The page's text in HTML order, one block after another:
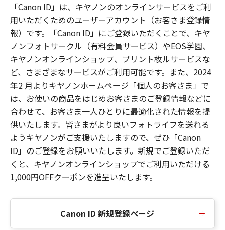
「Canon ID」は、キヤノンのオンラインサービスをご利
用いただくためのユーザーアカウント（お客さま登録情
報）です。「Canon ID」にご登録いただくことで、キヤ
ノンフォトサークル（有料会員サービス）やEOS学園、
キヤノンオンラインショップ、プリント枚ルサービスな
ど、さまざまなサービスがご利用可能です。また、2024
年2 月よりキヤノンホームページ「個人のお客さま」で
は、お使いの商品をはじめお客さまのご登録情報などに
合わせて、お客さま一人ひとりに最適化された情報を提
供いたします。皆さまがより良いフォトライフを送れる
ようキヤノンがご支援いたしますので、ぜひ「Canon
ID」のご登録をお願いいたします。新規でご登録いただ
くと、キヤノンオンラインショップでご利用いただける
1,000円OFFクーポンを進呈いたします。
Canon ID 新規登録ページ